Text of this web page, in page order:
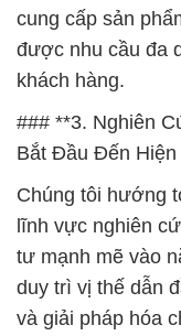
cung cấp sản
được nhu cầu đa
khách hàng.
### **3. Nghiên
Bắt Đầu Đến
Chúng tôi hướng
lĩnh vực nghiên
tư mạnh mẽ vào
duy trì vị thế dẫn
và giải pháp hóa